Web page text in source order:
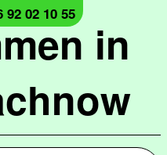
in
02 10 55